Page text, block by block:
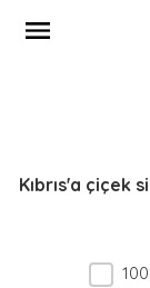
Kıbrıs'a çiçek